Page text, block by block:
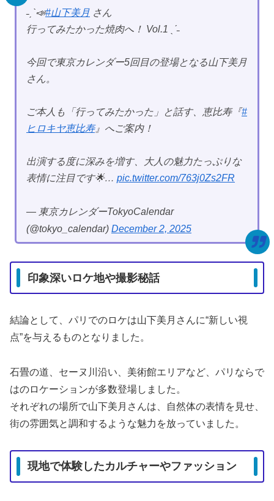
˗ˏˋ📣#山下美月 さん
行ってみたかった焼肉へ！ Vol.1 ˎˊ˗
今回で東京カレンダー5回目の登場となる山下美月
さん。
ご本人も「行ってみたかった」と話す、恵比寿『#
ヒロキヤ恵比寿』へご案内！
出演する度に深みを増す、大人の魅力たっぷりな
表情に注目です🌟… pic.twitter.com/763j0Zs2FR
— 東京カレンダーTokyoCalendar
(@tokyo_calendar) December 2, 2025
印象深いロケ地や撮影秘話
結論として、パリでのロケは山下美月さんに“新しい視
点”を与えるものとなりました。
石畳の道、セーヌ川沿い、美術館エリアなど、パリならで
はのロケーションが多数登場しました。
それぞれの場所で山下美月さんは、自然体の表情を見せ、
街の雰囲気と調和するような魅力を放っていました。
現地で体験したカルチャーやファッション